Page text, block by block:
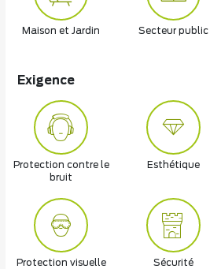
Maison et Jardin Secteur public
Exigence
Protection contre le
bruit
Esthétique
Protection visuelle Sécurité